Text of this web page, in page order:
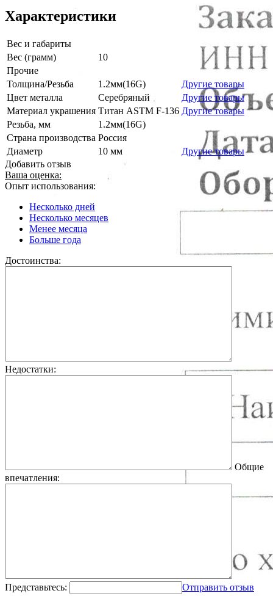
Характеристики
Вес и габариты
Вес (грамм)
10
Прочие
Толщина/Резьба
1.2мм(16G)
Другие товары
Цвет металла
Серебряный
Другие товары
Материал украшения Титан ASTM F-136 Другие товары
Резьба, мм
1.2мм(16G)
Страна производства Россия
Диаметр
10 мм
Другие товары
Добавить отзыв
Ваша оценка:
Опыт использования:
Несколько дней
Несколько месяцев
Менее месяца
Больше года
Достоинства:
Недостатки:
Общие
впечатления:
Представьтесь: Отправить отзыв